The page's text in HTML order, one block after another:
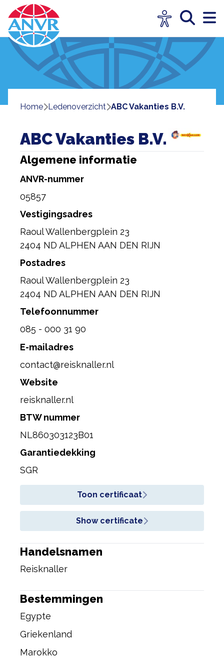
Home ledenoverzicht ABC Vakanties B.V.
ABC Vakanties B.V.
Algemene informatie
ANVR-nummer
05857
Vestigingsadres
Raoul Wallenbergplein 23
2404 ND ALPHEN AAN DEN RIJN
Postadres
Raoul Wallenbergplein 23
2404 ND ALPHEN AAN DEN RIJN
Telefoonnummer
085 - 000 31 90
E-mailadres
contact@reisknaller.nl
Website
reisknaller.nl
BTW nummer
NL860303123B01
Garantiedekking
SGR
Toon certificaat
Show certificate
Handelsnamen
Reisknaller
Bestemmingen
Egypte
Griekenland
Marokko